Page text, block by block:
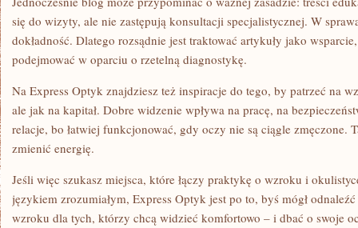
się do wizyty, ale nie zastępują konsultacji specjalistycznej. W
dokładność. Dlatego rozsądnie jest traktować artykuły jako
podejmować w oparciu o rzetelną diagnostykę.
Na Express Optyk znajdziesz też inspiracje do tego, by patrzeć na
ale jak na kapitał. Dobre widzenie wpływa na pracę, na
relacje, bo łatwiej funkcjonować, gdy oczy nie są ciągle zmęczone.
zmienić energię.
Jeśli więc szukasz miejsca, które łączy praktykę o wzroku i
językiem zrozumiałym, Express Optyk jest po to, byś mógł
wzroku dla tych, którzy chcą widzieć komfortowo – i dbać o swoje